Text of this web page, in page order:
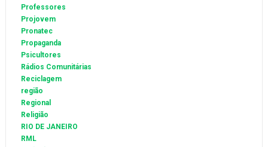
Professores
Projovem
Pronatec
Propaganda
Psicultores
Rádios Comunitárias
Reciclagem
região
Regional
Religião
RIO DE JANEIRO
RML